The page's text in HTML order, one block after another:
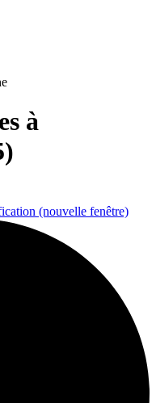
à
(nouvelle fenêtre)